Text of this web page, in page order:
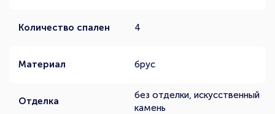
Количество спален 4
Материал брус
Отделка
без отделки, искусственный
камень